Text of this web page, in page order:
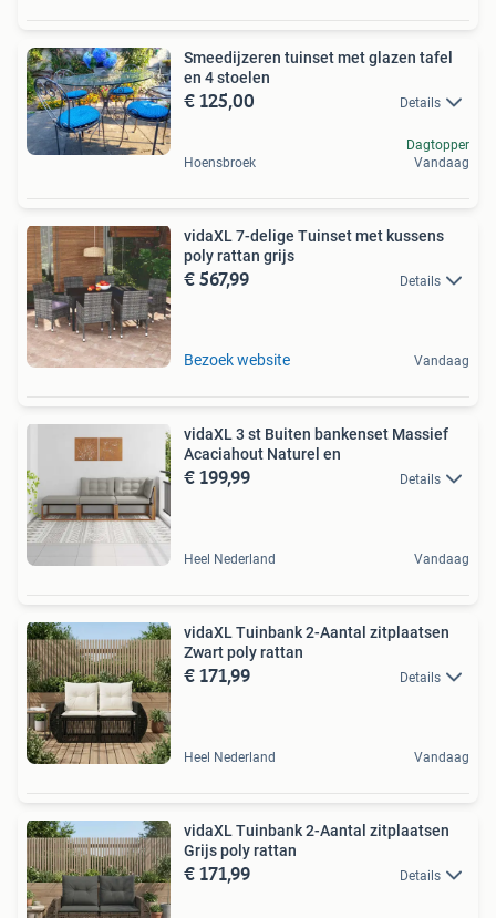
Smeedijzeren tuinset met glazen tafel
en 4 stoelen
€ 125,00 Details
Hoensbroek
Dagtopper
Vandaag
vidaXL 7-delige Tuinset met kussens
poly rattan grijs
€ 567,99 Details
Bezoek website Vandaag
vidaXL 3 st Buiten bankenset Massief
Acaciahout Naturel en
€ 199,99 Details
Heel Nederland Vandaag
vidaXL Tuinbank 2-Aantal zitplaatsen
Zwart poly rattan
€ 171,99 Details
Heel Nederland Vandaag
vidaXL Tuinbank 2-Aantal zitplaatsen
Grijs poly rattan
€ 171,99 Details